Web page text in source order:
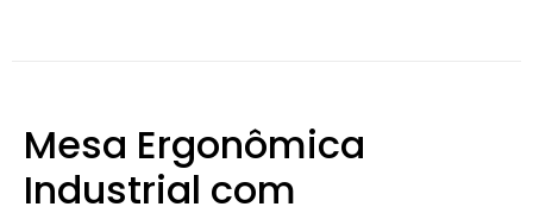
Mesa Ergonômica
Industrial com